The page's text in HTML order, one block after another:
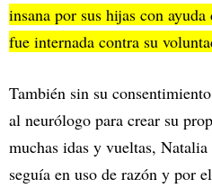
insana por sus hijas con
fue internada contra su
También sin su
al neurólogo para crear su
muchas idas y vueltas,
seguía en uso de razón y por